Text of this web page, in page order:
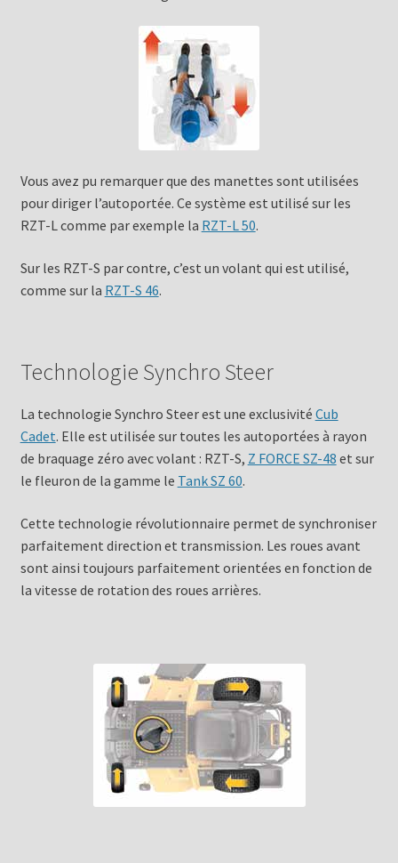
Vous avez pu remarquer que des manettes sont utilisées
pour diriger l’autoportée. Ce système est utilisé sur les
RZT-L comme par exemple la RZT-L 50.
Sur les RZT-S par contre, c’est un volant qui est utilisé,
comme sur la RZT-S 46.
Technologie Synchro Steer
La technologie Synchro Steer est une exclusivité Cub
Cadet. Elle est utilisée sur toutes les autoportées à rayon
de braquage zéro avec volant : RZT-S, Z FORCE SZ-48 et sur
le fleuron de la gamme le Tank SZ 60.
Cette technologie révolutionnaire permet de synchroniser
parfaitement direction et transmission. Les roues avant
sont ainsi toujours parfaitement orientées en fonction de
la vitesse de rotation des roues arrières.